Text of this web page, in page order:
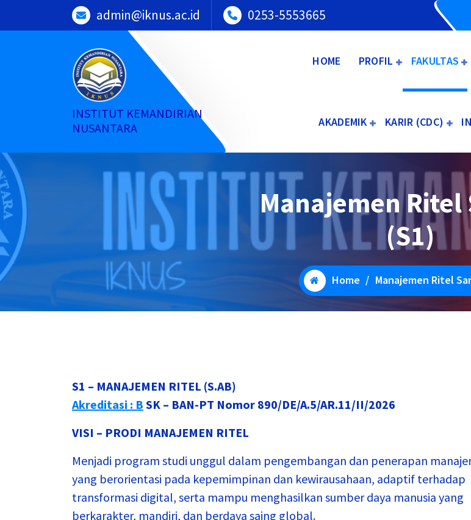
to
admin@iknus.ac.id 0253-5553665
INSTITUT KEMANDIRIAN
NUSANTARA
HOME PROFIL FAKULTAS
AKADEMIK KARIR (CDC)
Manajemen Ritel
(S1)
Home / Manajemen Ritel
S1 – MANAJEMEN RITEL (S.AB)
Akreditasi : B SK – BAN-PT Nomor 890/DE/A.5/AR.11/II/2026
VISI – PRODI MANAJEMEN RITEL
Menjadi program studi unggul dalam pengembangan dan penerapan
yang berorientasi pada kepemimpinan dan kewirausahaan, adaptif terhadap
transformasi digital, serta mampu menghasilkan sumber daya manusia yang
berkarakter, mandiri, dan berdaya saing global.